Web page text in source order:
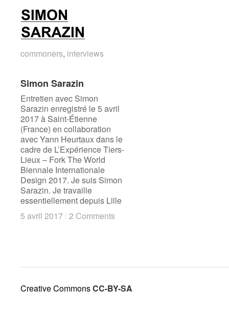
commoners, interviews
Simon Sarazin
Entretien avec Simon
Sarazin enregistré le 5 avril
2017 à Saint-Étienne
(France) en collaboration
avec Yann Heurtaux dans le
cadre de L’Expérience Tiers-
Lieux – Fork The World
Biennale Internationale
Design 2017. Je suis Simon
Sarazin. Je travaille
essentiellement depuis Lille
5 avril 2017/2 Comments
commoners interviews
Simon Sarazin
5 avril 2017/2 Comments
Creative CommonsCC-BY-SA